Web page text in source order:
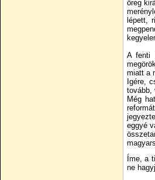
öreg
lépett,
A fenti
miatt a
Igére,
tovább,
Még
eggyé
Íme, a
ne